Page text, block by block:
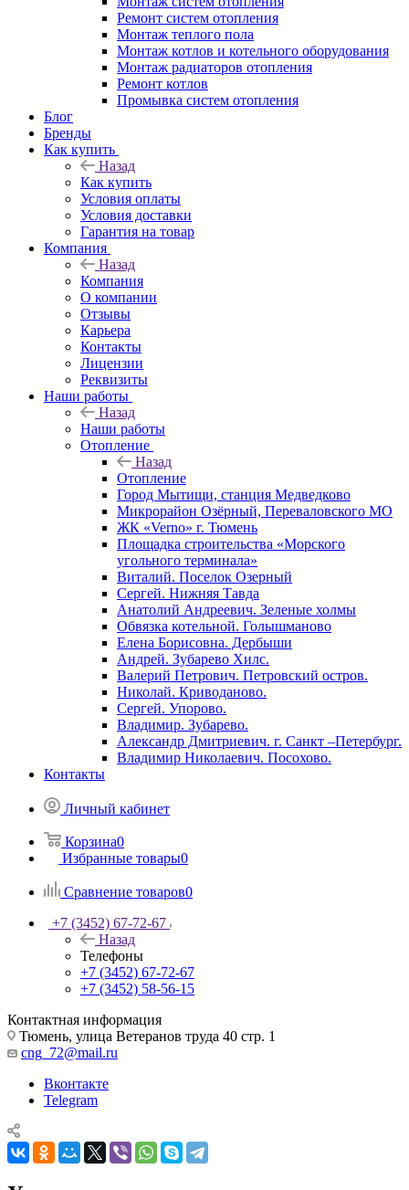
Ремонт систем отопления
Монтаж теплого пола
Монтаж котлов и котельного оборудования
Монтаж радиаторов отопления
Ремонт котлов
Промывка систем отопления
Блог
Бренды
Как купить
Назад
Как купить
Условия оплаты
Условия доставки
Гарантия на товар
Компания
Назад
Компания
О компании
Отзывы
Карьера
Контакты
Лицензии
Реквизиты
Наши работы
Назад
Наши работы
Отопление
Назад
Отопление
Город Мытищи, станция Медведково
Микрорайон Озёрный, Переваловского МО
ЖК «Verno» г. Тюмень
Площадка строительства «Морского
угольного терминала»
Виталий. Поселок Озерный
Сергей. Нижняя Тавда
Анатолий Андреевич. Зеленые холмы
Обвязка котельной. Голышманово
Елена Борисовна. Дербыши
Андрей. Зубарево Хилс.
Валерий Петрович. Петровский остров.
Николай. Криводаново.
Сергей. Упорово.
Владимир. Зубарево.
Александр Дмитриевич. г. Санкт –Петербург.
Владимир Николаевич. Посохово.
Контакты
Личный кабинет
Корзина0
Избранные товары0
Сравнение товаров0
+7 (3452) 67-72-67
Назад
Телефоны
+7 (3452) 67-72-67
+7 (3452) 58-56-15
Контактная информация
Тюмень, улица Ветеранов труда 40 стр. 1
cng_72@mail.ru
Вконтакте
Telegram